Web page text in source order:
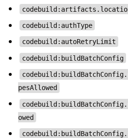
codebuild:authType
codebuild:autoRetryLimit
codebuild:buildBatchConfig
pesAllowed
owed